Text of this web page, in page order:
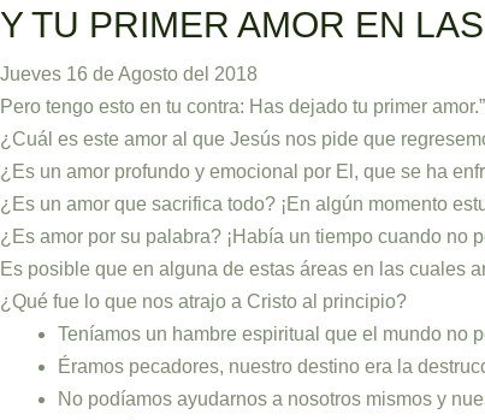
Ir
contenido
Y TU PRIMER AMOR EN
Jueves 16 de Agosto del 2018
Pero tengo esto en tu contra: Has dejado tu primer
¿Cuál es este amor al que Jesús nos pide que
¿Es un amor profundo y emocional por El, que se ha
¿Es un amor que sacrifica todo? ¡En algún momento
¿Es amor por su palabra? ¡Había un tiempo cuando no
Es posible que en alguna de estas áreas en las cuales
¿Qué fue lo que nos atrajo a Cristo al principio?
Teníamos un hambre espiritual que el mundo no
Éramos pecadores, nuestro destino era la
No podíamos ayudarnos a nosotros mismos y